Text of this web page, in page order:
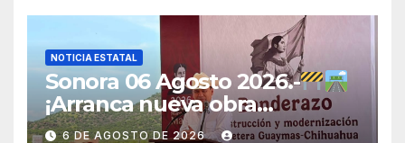
NOTICIA ESTATAL
Sonora 06 Agosto 2026.-
¡Arranca nueva obra
carretera en Sonora!
6 DE AGOSTO DE 2026